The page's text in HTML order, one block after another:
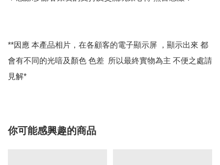
**因應 本產品相片，在各顧客的電子顯示屏 ，顯示出來 都
會有不同的光喑及顏色 色差  所以最終實物為主 不便之處請
你可能感興趣的商品